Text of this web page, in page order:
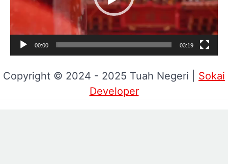
00:00 03:19
Copyright © 2024 - 2025 Tuah Negeri | Sokai
Developer